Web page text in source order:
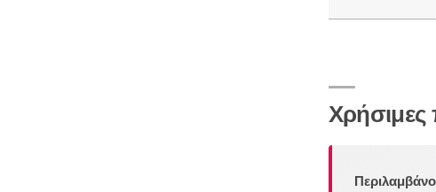
Χρήσιμες